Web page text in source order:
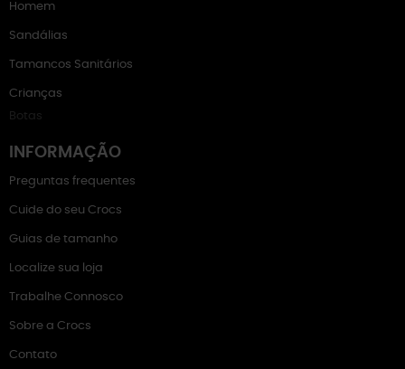
Homem
Sandálias
Tamancos Sanitários
Crianças
Botas
INFORMAÇÃO
Preguntas frequentes
Cuide do seu Crocs
Guias de tamanho
Localize sua loja
Trabalhe Connosco
Sobre a Crocs
Contato